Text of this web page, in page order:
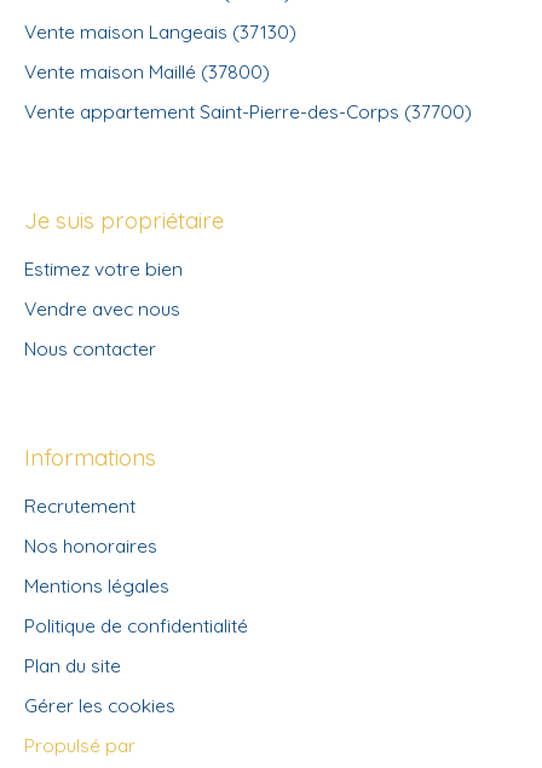
Vente maison Langeais (37130)
Vente maison Maillé (37800)
Vente appartement Saint-Pierre-des-Corps (37700)
Je suis propriétaire
Estimez votre bien
Vendre avec nous
Nous contacter
Informations
Recrutement
Nos honoraires
Mentions légales
Politique de confidentialité
Plan du site
Gérer les cookies
Propulsé par